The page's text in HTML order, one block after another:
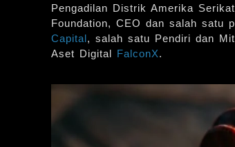
Pengadilan Distrik Amerika
Foundation, CEO dan salah satu
Capital, salah satu Pendiri dan
Aset Digital FalconX.